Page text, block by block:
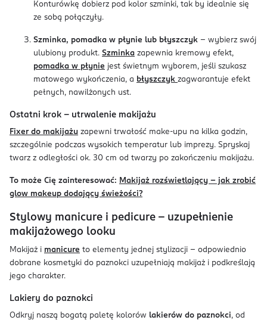
Konturówkę dobierz pod kolor szminki, tak by idealnie się
ze sobą połączyły.
Szminka, pomadka w płynie lub błyszczyk - wybierz swój
ulubiony produkt. Szminka zapewnia kremowy efekt,
pomadka w płynie jest świetnym wyborem, jeśli szukasz
matowego wykończenia, a błyszczyk zagwarantuje efekt
pełnych, nawilżonych ust.
Ostatni krok - utrwalenie makijażu
Fixer do makijażu zapewni trwałość make-upu na kilka godzin,
szczególnie podczas wysokich temperatur lub imprezy. Spryskaj
twarz z odległości ok. 30 cm od twarzy po zakończeniu makijażu.
To może Cię zainteresować: Makijaż rozświetlający - jak zrobić
glow makeup dodający świeżości?
Stylowy manicure i pedicure - uzupełnienie
makijażowego looku
Makijaż i manicure to elementy jednej stylizacji – odpowiednio
dobrane kosmetyki do paznokci uzupełniają makijaż i podkreślają
jego charakter.
Lakiery do paznokci
Odkryj naszą bogatą paletę kolorów lakierów do paznokci, od